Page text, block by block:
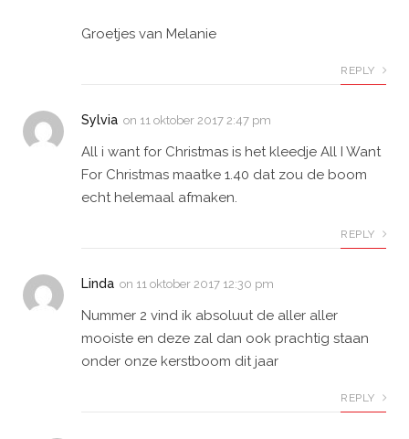
Groetjes van Melanie
REPLY
Sylvia on 11 oktober 2017 2:47 pm
All i want for Christmas is het kleedje All I Want
For Christmas maatke 1.40 dat zou de boom
echt helemaal afmaken.
REPLY
Linda on 11 oktober 2017 12:30 pm
Nummer 2 vind ik absoluut de aller aller
mooiste en deze zal dan ook prachtig staan
onder onze kerstboom dit jaar
REPLY